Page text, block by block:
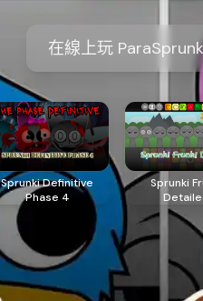
在線上玩
Sprunki Definitive
Phase 4
Sprunki